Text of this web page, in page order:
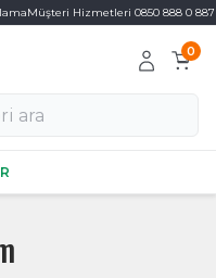
Müşteri Hizmetleri 0850 888 0 887
0